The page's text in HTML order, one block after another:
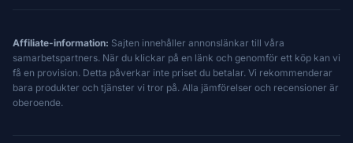
Affiliate-information: Sajten innehåller annonslänkar till våra
samarbetspartners. När du klickar på en länk och genomför ett köp kan vi
få en provision. Detta påverkar inte priset du betalar. Vi rekommenderar
bara produkter och tjänster vi tror på. Alla jämförelser och recensioner är
oberoende.